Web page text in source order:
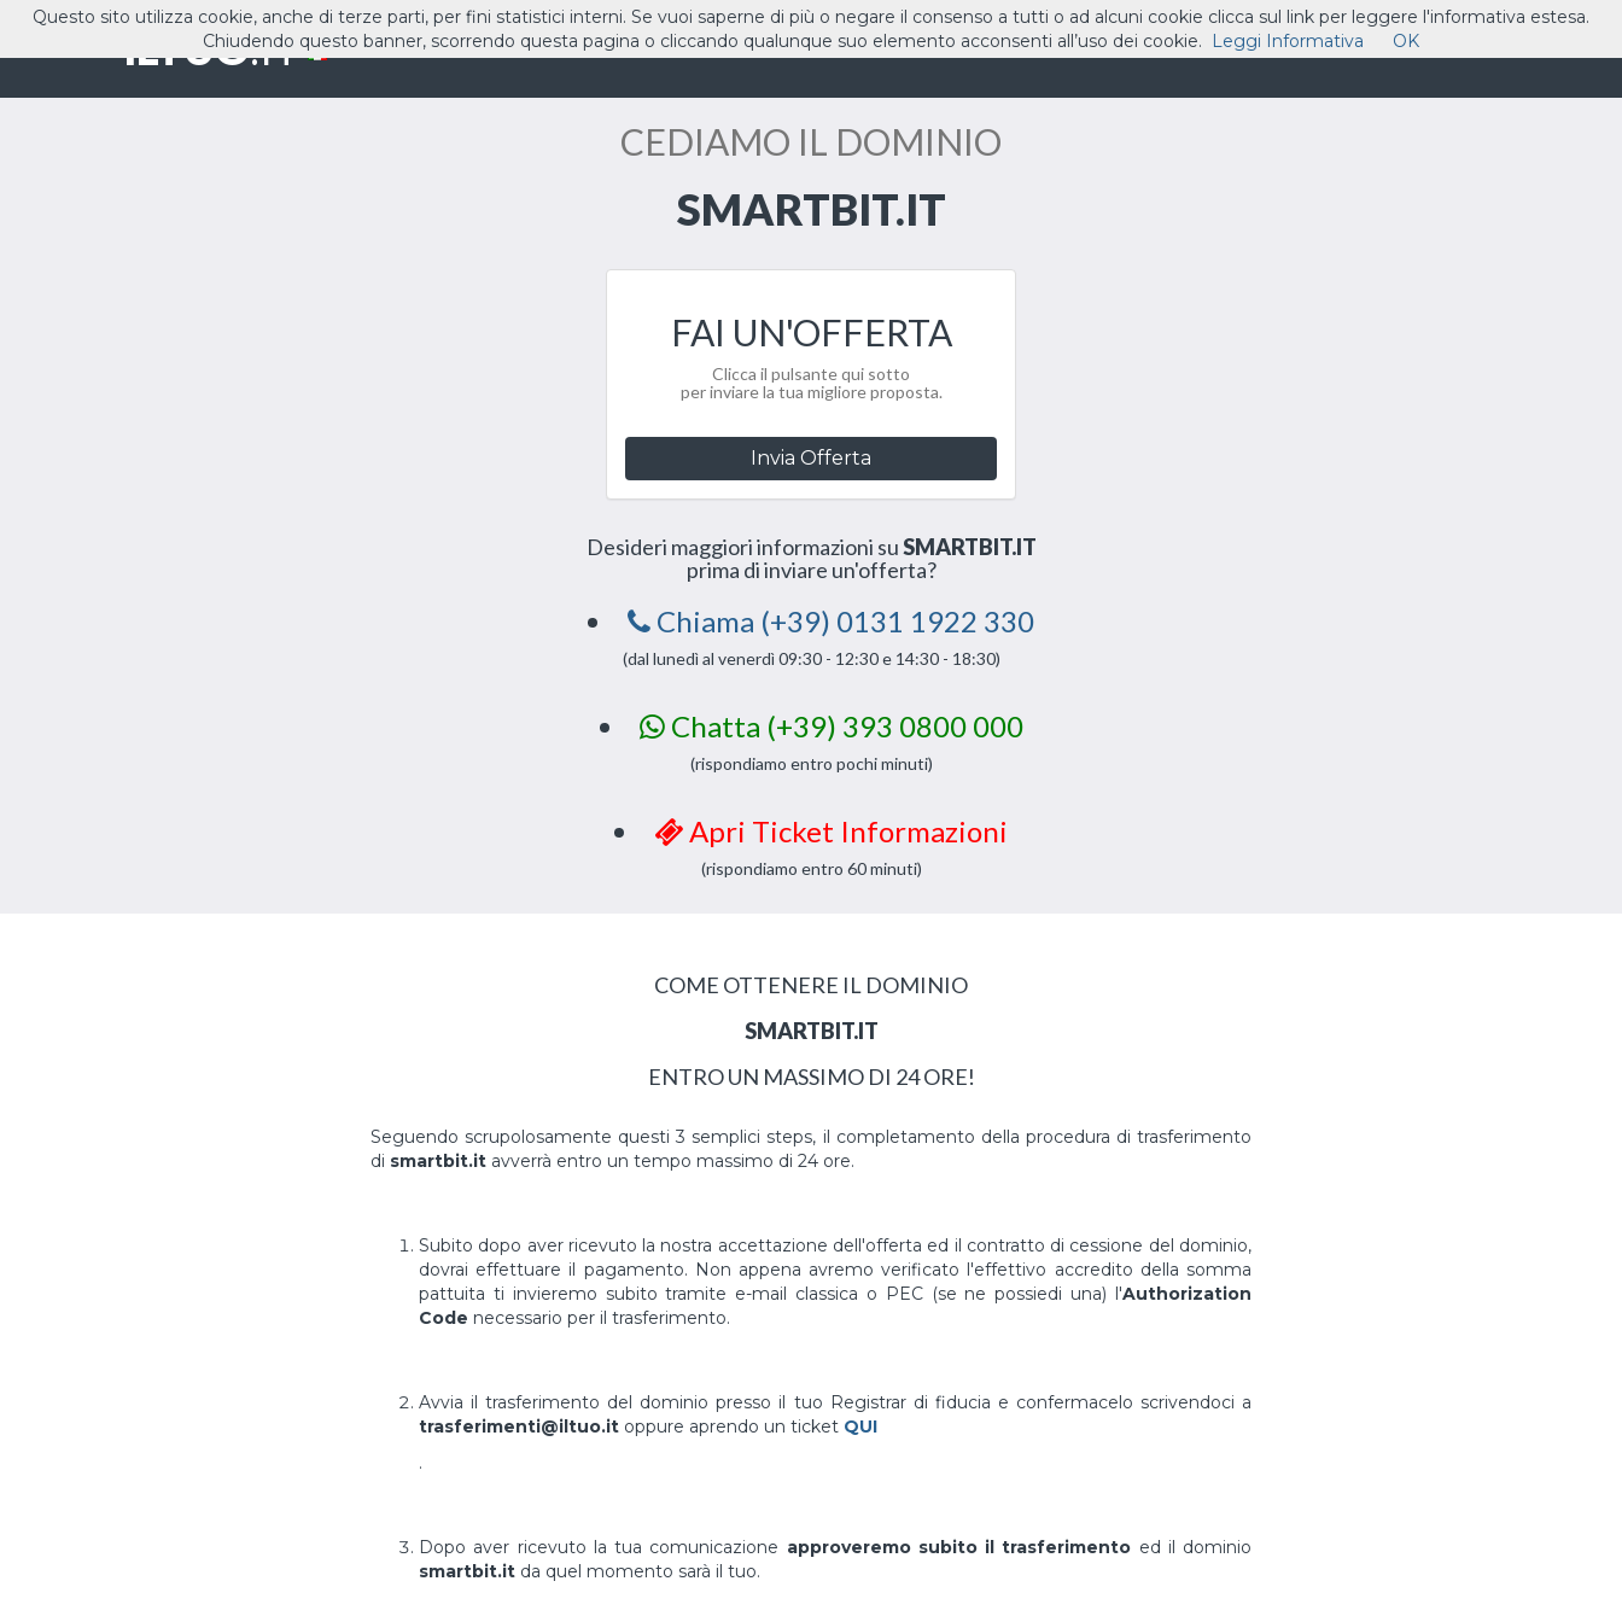
ILTUO.IT HOME DOMINI ASSISTENZA CONTATTI CARRELLO
CEDIAMO IL DOMINIO
SMARTBIT.IT
FAI UN'OFFERTA
Clicca il pulsante qui sotto
per inviare la tua migliore proposta.
Invia Offerta
Desideri maggiori informazioni suSMARTBIT.IT
prima di inviare un'offerta?
Chiama (+39) 0131 1922 330
(dal lunedì al venerdì 09:30 - 12:30 e 14:30 - 18:30)
Chatta (+39) 393 0800 000
(rispondiamo entro pochi minuti)
Apri Ticket Informazioni
(rispondiamo entro 60 minuti)
COME OTTENERE IL DOMINIO
SMARTBIT.IT
ENTRO UN MASSIMO DI 24 ORE!
Seguendo scrupolosamente questi 3 semplici steps, il completamento della procedura di trasferimento
di smartbit.it avverrà entro un tempo massimo di 24 ore.
Subito dopo aver ricevuto la nostra accettazione dell'offerta ed il contratto di cessione del dominio,
dovrai effettuare il pagamento. Non appena avremo verificato l'effettivo accredito della somma
pattuita ti invieremo subito tramite e-mail classica o PEC (se ne possiedi una) l'Authorization
Code necessario per il trasferimento.
Avvia il trasferimento del dominio presso il tuo Registrar di fiducia e confermacelo scrivendoci a
trasferimenti@iltuo.it oppure aprendo un ticket QUI
.
Dopo aver ricevuto la tua comunicazione approveremo subito il trasferimento ed il dominio
smartbit.it da quel momento sarà il tuo.
Questo sito utilizza cookie, anche di terze parti, per fini statistici interni. Se vuoi saperne di più o negare il consenso a tutti o ad alcuni cookie clicca sul link per leggere l'informativa estesa.
Chiudendo questo banner, scorrendo questa pagina o cliccando qualunque suo elemento acconsenti all’uso dei cookie.
Leggi Informativa OK